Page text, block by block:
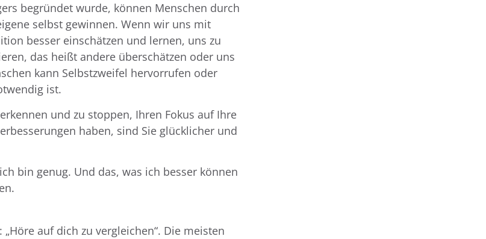
begründet wurde, können Menschen durch
selbst gewinnen. Wenn wir uns mit
besser einschätzen und lernen, uns zu
das heißt andere überschätzen oder uns
kann Selbstzweifel hervorrufen oder
ist.
und zu stoppen, Ihren Fokus auf Ihre
haben, sind Sie glücklicher und
bin genug. Und das, was ich besser können
auf dich zu vergleichen“. Die meisten